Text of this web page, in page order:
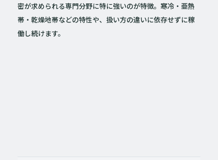
密が求められる専門分野に特に強いのが特徴。寒冷・亜熱
帯・乾燥地帯などの特性や、扱い方の違いに依存せずに稼
働し続けます。